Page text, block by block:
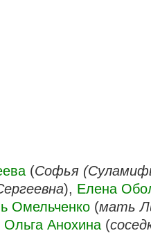
(Софья
), Елена
Омельченко (мать
Ольга Анохина (